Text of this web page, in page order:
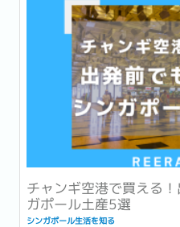
チャンギ空港で買える
ガポール土産5選
シンガポール生活を知る